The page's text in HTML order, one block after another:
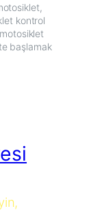
kontrol
başlamak